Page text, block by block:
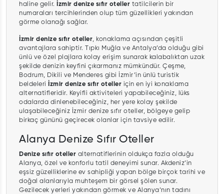
haline gelir.
İzmir denize sıfır oteller tatilcilerin bir
numaraları tercihlerinden olup tüm güzellikleri yakından
görme olanağı sağlar.
İzmir denize sıfır oteller, konaklama açısından çeşitli
avantajlara sahiptir. Tıpkı Muğla ve Antalya’da olduğu gibi
ünlü ve özel plajlara kolay erişim sunarak kalabalıktan uzak
şekilde denizin keyfini çıkarmanız mümkündür. Çeşme,
Bodrum, Dikili ve Menderes gibi İzmir’in ünlü turistik
beldeleri
İzmir denize sıfır oteller için en iyi konaklama
alternatifleridir. Keyifli aktiviteleri yapabileceğiniz, lüks
odalarda dinlenebileceğiniz, her yere kolay şekilde
ulaşabileceğiniz İzmir denize sıfır oteller, bölgeye gelip
birkaç gününü geçirecek olanlar için tavsiye edilir.
Alanya Denize Sıfır Oteller
Denize sıfır oteller alternatiflerinin oldukça fazla olduğu
Alanya, özel ve konforlu tatil deneyimi sunar. Akdeniz’in
eşsiz güzelliklerine ev sahipliği yapan bölge birçok tarihi ve
doğal alanlarıyla muhteşem bir görsel şölen sunar.
Gezilecek yerleri yakından görmek ve Alanya’nın tadını